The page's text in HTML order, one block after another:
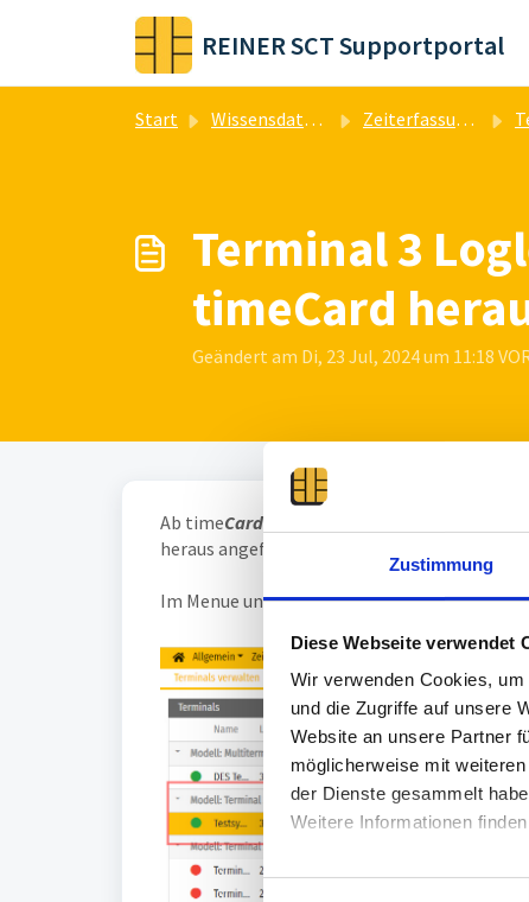
Zustimmung
Diese Webseite verwendet
Wir verwenden Cookies,
und die Zugriffe auf unsere
Website an unsere Partner
möglicherweise mit
der Dienste gesammelt
Weitere Informationen
E
Zum hauptsächlichen Inhalt gehen
REINER SCT Supportportal
Start Wissensdatenbank Zeiterfassung & Zutrittskontrolle
Terminal 3
timeCard
Geändert am Di, 23 Jul, 2024 um 11:18
Ab timeCard
heraus angefordert werden. Vorausgesetzt
Im Menue unter "Allgemein --> Terminals"